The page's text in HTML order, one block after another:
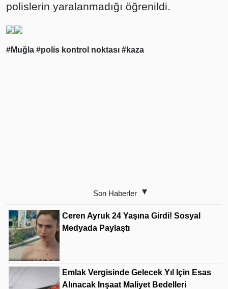
polislerin yaralanmadığı öğrenildi.
#Muğla #polis kontrol noktası #kaza
Son Haberler
Ceren Ayruk 24 Yaşına Girdi! Sosyal
Medyada Paylaştı
Emlak Vergisinde Gelecek Yıl Için Esas
Alınacak Inşaat Maliyet Bedelleri